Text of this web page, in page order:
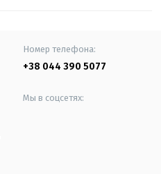
Номер телефона:
+38 044 390 5077
Мы в соцсетях: